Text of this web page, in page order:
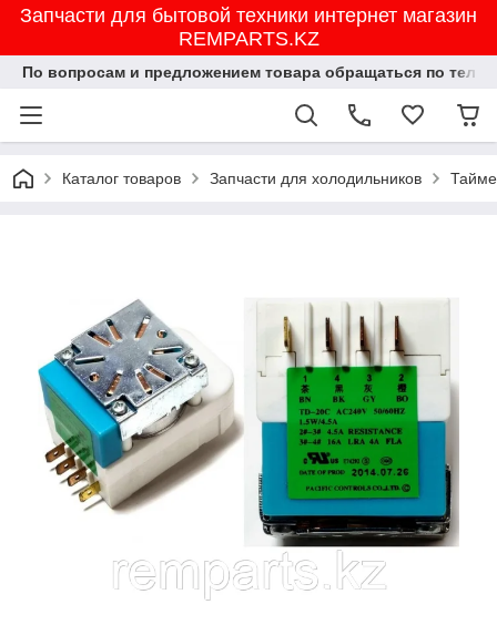
Запчасти для бытовой техники интернет магазин
REMPARTS.KZ
По вопросам и предложением товара обращаться по
Каталог товаров Запчасти для холодильников